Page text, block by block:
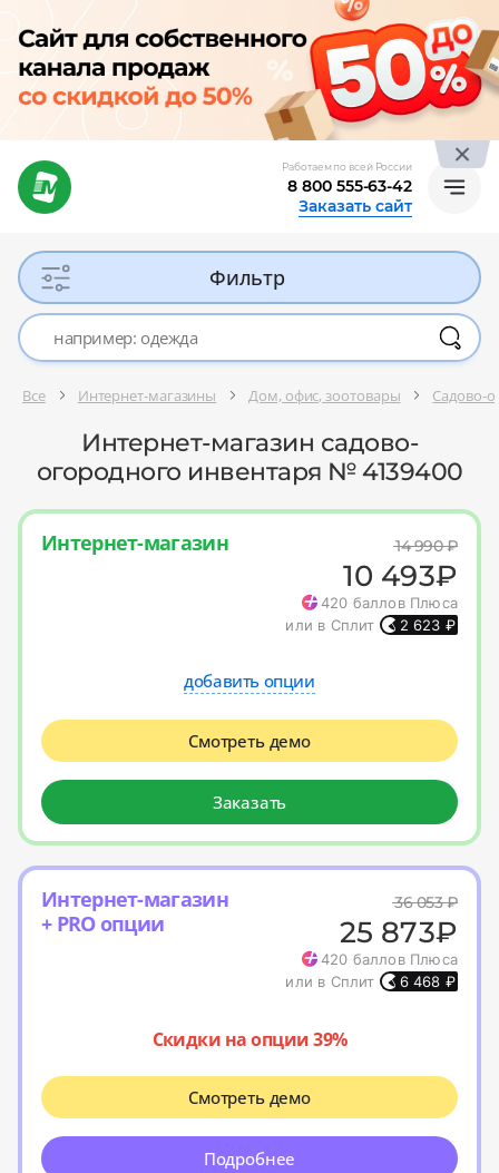
Работаем по всей России
8 800 555-63-42
Заказать сайт
Фильтр
Все Интернет-магазины Дом, офис, зоотовары Садово-
Интернет-магазин садово-
огородного инвентаря № 4139400
Интернет-магазин 14 990₽
10 493₽
420 баллов Плюса
или в Сплит
2 623 ₽
добавить опции
Смотреть демо
Заказать
Интернет-магазин
+ PRO опции
36 053₽
25 873₽
420 баллов Плюса
или в Сплит
6 468 ₽
Скидки на опции 39%
Смотреть демо
Подробнее